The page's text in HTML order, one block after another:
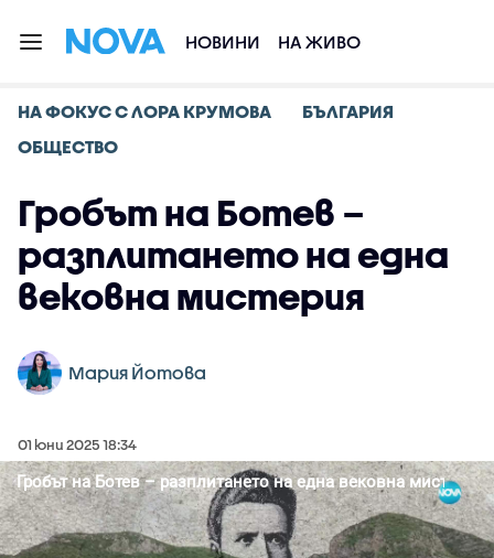
НОВИНИ НА ЖИВО
НА ФОКУС С ЛОРА КРУМОВА
БЪЛГАРИЯ
ОБЩЕСТВО
Гробът на Ботев –
разплитането на една
вековна мистерия
Мария Йотова
01 юни 2025 18:34